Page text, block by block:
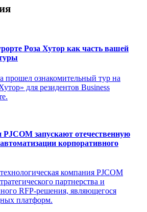
Роза Хутор как часть вашей
прошел ознакомительный тур на
для резидентов Business
PJCOM запускают отечественную
корпоративного
компания PJCOM
партнерства и
RFP-решения, являющегося
платформ.